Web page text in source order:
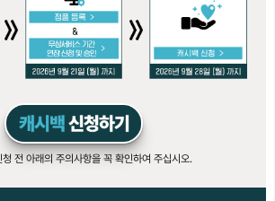
전 아래의 주의사항을 꼭 확인하여 주십시오.